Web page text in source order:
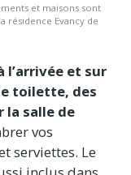
et maisons sont
résidence Evancy de
et sur
toilette, des
la salle de
vos
serviettes. Le